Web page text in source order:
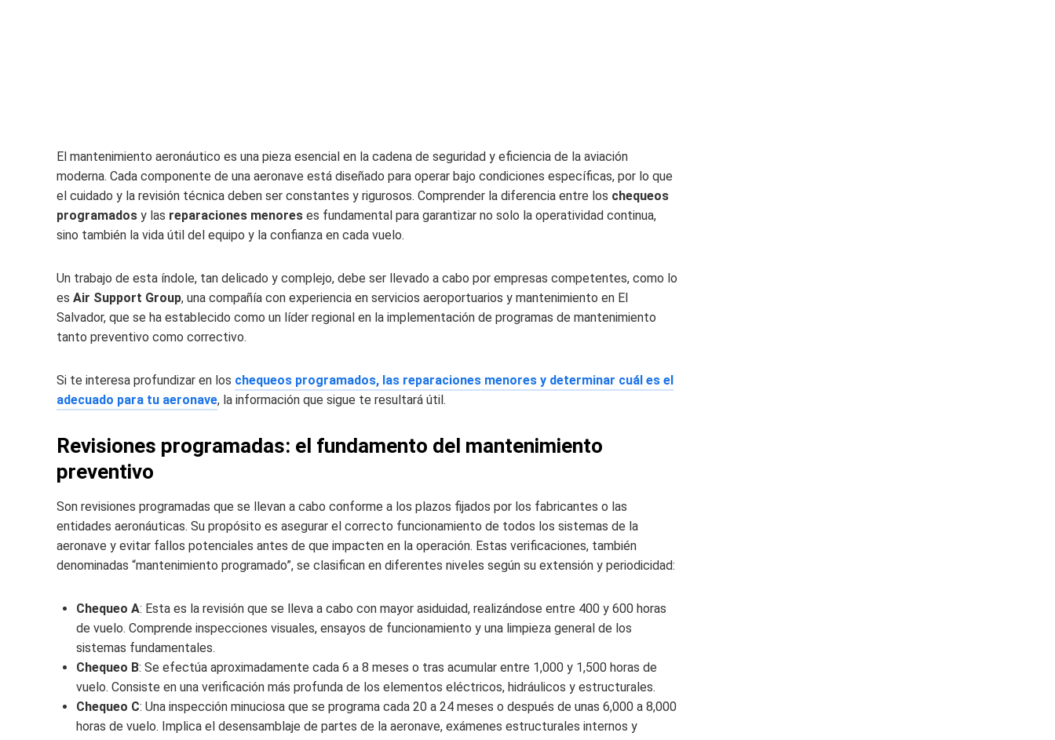
El mantenimiento aeronáutico es una pieza esencial en la cadena de seguridad y eficiencia de la aviación
moderna. Cada componente de una aeronave está diseñado para operar bajo condiciones específicas, por lo que
el cuidado y la revisión técnica deben ser constantes y rigurosos. Comprender la diferencia entre los chequeos
programados y las reparaciones menores es fundamental para garantizar no solo la operatividad continua,
sino también la vida útil del equipo y la confianza en cada vuelo.
Un trabajo de esta índole, tan delicado y complejo, debe ser llevado a cabo por empresas competentes, como lo
es Air Support Group, una compañía con experiencia en servicios aeroportuarios y mantenimiento en El
Salvador, que se ha establecido como un líder regional en la implementación de programas de mantenimiento
tanto preventivo como correctivo.
Si te interesa profundizar en los chequeos programados, las reparaciones menores y determinar cuál es el
adecuado para tu aeronave, la información que sigue te resultará útil.
Revisiones programadas: el fundamento del mantenimiento
preventivo
Son revisiones programadas que se llevan a cabo conforme a los plazos fijados por los fabricantes o las
entidades aeronáuticas. Su propósito es asegurar el correcto funcionamiento de todos los sistemas de la
aeronave y evitar fallos potenciales antes de que impacten en la operación. Estas verificaciones, también
denominadas “mantenimiento programado”, se clasifican en diferentes niveles según su extensión y periodicidad:
Chequeo A: Esta es la revisión que se lleva a cabo con mayor asiduidad, realizándose entre 400 y 600 horas
de vuelo. Comprende inspecciones visuales, ensayos de funcionamiento y una limpieza general de los
sistemas fundamentales.
Chequeo B: Se efectúa aproximadamente cada 6 a 8 meses o tras acumular entre 1,000 y 1,500 horas de
vuelo. Consiste en una verificación más profunda de los elementos eléctricos, hidráulicos y estructurales.
Chequeo C: Una inspección minuciosa que se programa cada 20 a 24 meses o después de unas 6,000 a 8,000
horas de vuelo. Implica el desensamblaje de partes de la aeronave, exámenes estructurales internos y